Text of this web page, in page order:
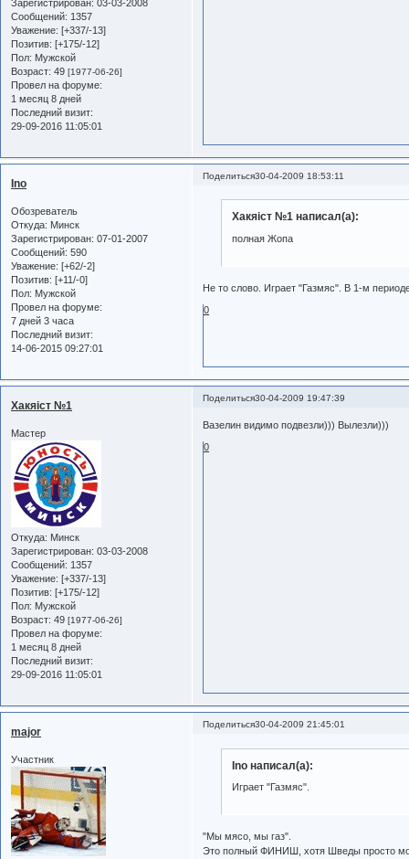
Зарегистрирован: 03-03-2008
Сообщений: 1357
Уважение: [+337/-13]
Позитив: [+175/-12]
Пол: Мужской
Возраст: 49 [1977-06-26]
Провел на форуме:
1 месяц 8 дней
Последний визит:
29-09-2016 11:05:01
Поделиться30-04-2009 18:53:11
Ino
Обозреватель
Откуда: Минск
Зарегистрирован: 07-01-2007
Сообщений: 590
Уважение: [+62/-2]
Позитив: [+11/-0]
Пол: Мужской
Провел на форуме:
7 дней 3 часа
Последний визит:
14-06-2015 09:27:01
Хакяiст №1 написал(а):
полная Жопа
Не то слово. Играет "Газмяс". В 1-м
0
Поделиться30-04-2009 19:47:39
Хакяiст №1
Мастер
Откуда: Минск
Зарегистрирован: 03-03-2008
Сообщений: 1357
Уважение: [+337/-13]
Позитив: [+175/-12]
Пол: Мужской
Возраст: 49 [1977-06-26]
Провел на форуме:
1 месяц 8 дней
Последний визит:
29-09-2016 11:05:01
Вазелин видимо подвезли))) Вылезли)))
0
Поделиться30-04-2009 21:45:01
major
Участник Ino написал(а):
Играет "Газмяс".
"Мы мясо, мы газ".
Это полный ФИНИШ, хотя Шведы просто